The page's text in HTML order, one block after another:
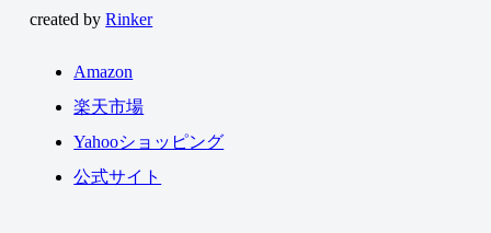
created byRinker
Amazon
楽天市場
Yahooショッピング
公式サイト